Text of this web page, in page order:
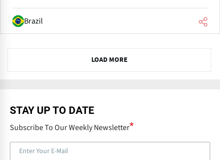
Brazil
LOAD MORE
STAY UP TO DATE
Subscribe To Our Weekly Newsletter